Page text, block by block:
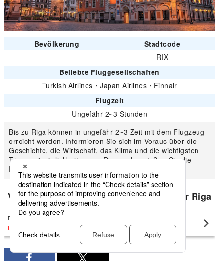
Bevölkerung
Stadtcode
-
RIX
Beliebte Fluggesellschaften
Turkish Airlines ・Japan Airlines ・ Finnair
Flugzeit
Ungefähr 2~3 Stunden
Bis zu Riga können in ungefähr 2~3 Zeit mit dem Flugzeug
erreicht werden. Informieren Sie sich im Voraus über die
Geschichte, die Wirtschaft, das Klima und die wichtigsten
Transportmöglichkeiten von Riga und genießen Sie die
Riga-Reise auf sinnvolle Weise.
Vergleichen Sie den niedrigsten Preis für Riga
Frankfurt Riga(RIX)
EUR215